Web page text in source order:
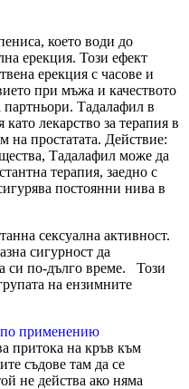
което води до
ерекция. Този ефект
ерекция с часове и
при мъжа и качеството
партньори. Тадалафил в
лекарство за терапия в
на простатата. Действие:
Тадалафил може да
терапия, заедно с
постоянни нива в
сексуална активност.
сигурност да
си по-дълго време. Този
на ензимните
притока на кръв към
съдове там да се
не действа ако няма